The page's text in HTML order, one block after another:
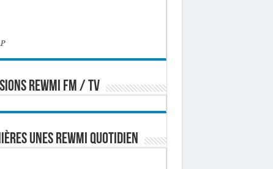
REWMI FM / TV
Unes Rewmi Quotidien